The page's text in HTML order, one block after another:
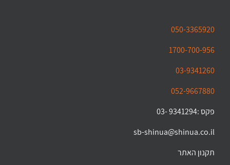
050-3365920
1700-700-956
03-9341260
052-9667880
פקס :9341294 -03
sb-shinua@shinua.co.il
תקנון האתר